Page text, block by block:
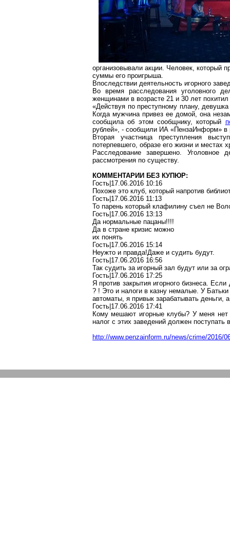
организовывали акции. Человек, который
суммы его проигрыша.
Впоследствии деятельность игорного
Во время расследования уголовного
женщинами в возрасте 21 и 30 лет
«Действуя по преступному плану,
Когда мужчина привез ее домой, она
сообщила об этом сообщнику, который
рублей», - сообщили ИА «ПензаИнформ»
Вторая участница преступления
потерпевшего, образе его жизни и местах
Расследование завершено.
рассмотрения по существу.
КОММЕНТАРИИ БЕЗ КУПЮР:
Гость|17.06.2016 10:16
Похоже это клуб, который напротив
Гость|17.06.2016 11:13
То парень который клафилину съел не
Гость|17.06.2016 13:13
Да нормальные пацаны!!!!
Да в стране кризис можно
их понять
Гость|17.06.2016 15:14
Неужто и правда!Даже и судить будут.
Гость|17.06.2016 16:56
Так судить за игорный зал будут или за
Гость|17.06.2016 17:25
Я против закрытия игорного бизнеса.
? ! Это и налоги в казну немалые. У
автоматы, я привык зарабатывать
Гость|17.06.2016 17:41
Кому мешают игорные клубы? У меня нет
налог с этих заведений должен
http://www.penzainform.ru/news/crime/2016/